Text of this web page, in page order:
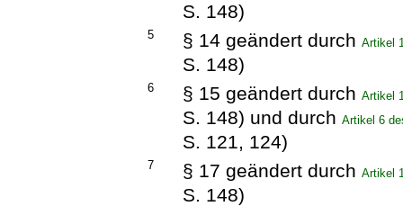
S. 148)
5 § 14 geändert durchArtikel
S. 148)
6 § 15 geändert durchArtikel
S. 148) und durchArtikel 6
S. 121, 124)
7 § 17 geändert durchArtikel
S. 148)